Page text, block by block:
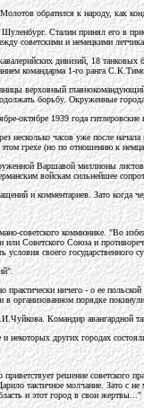
обратился к народу, как
Сталин принял его в
советскими и немецкими
дивизий, 18
командарма 1-го ранга
верховный
борьбу. Окруженные
октябре 1939 года
несколько часов уже после
грехе (но по отношению к
Варшавой миллионы
войскам сильнейшее
и комментариев. Зато
советского коммюнике. "Во
или Советского Союза и
своего государственного
ничего - о ее
в организованном порядке
Командир авангардной
других городах
решение
тактичное молчание. Зато
и этот город в свои жертвы..."